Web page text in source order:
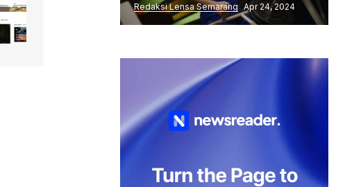
Redaksi Lensa Semarang Apr 24, 2024